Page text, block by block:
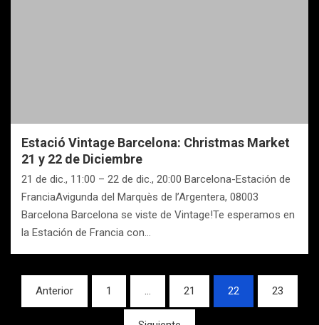
Estació Vintage Barcelona: Christmas Market
21 y 22 de Diciembre
21 de dic., 11:00 – 22 de dic., 20:00 Barcelona-Estación de
FranciaAvigunda del Marquès de l’Argentera, 08003
Barcelona Barcelona se viste de Vintage!Te esperamos en
la Estación de Francia con…
Navegación
de
Anterior 1 … 21 22 23